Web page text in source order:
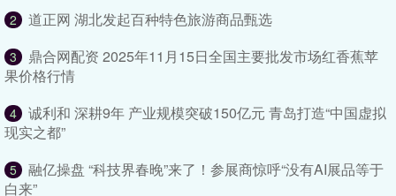
2 道正网 湖北发起百种特色旅游商品甄选
3
鼎合网配资 2025年11月15日全国主要批发市场红香蕉苹
果价格行情
4
诚利和 深耕9年 产业规模突破150亿元 青岛打造“中国虚拟
现实之都”
5
融亿操盘 “科技界春晚”来了！参展商惊呼“没有AI展品等于
白来”